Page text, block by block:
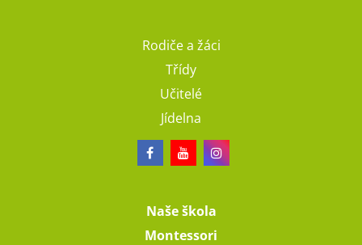
Rodiče a žáci
Třídy
Učitelé
Jídelna
Naše škola
Montessori